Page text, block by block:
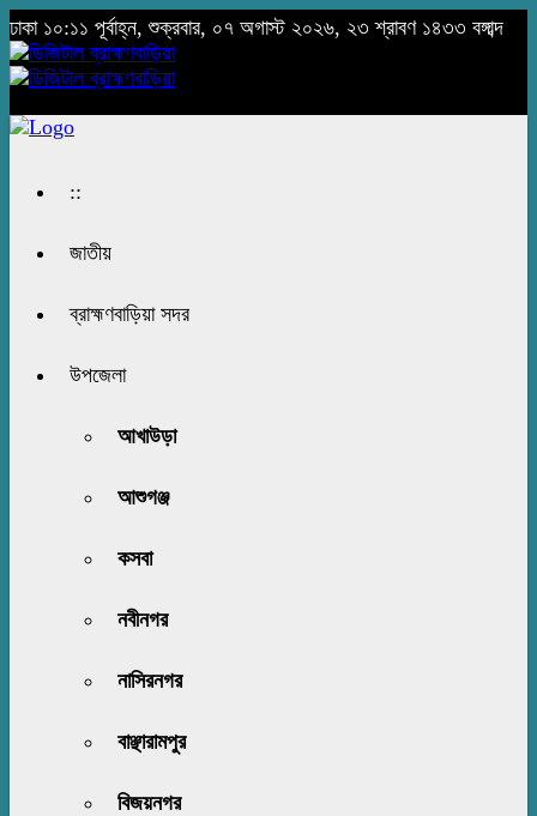
ঢাকা ১০:১১ পূর্বাহ্ন, শুক্রবার, ০৭ অগাস্ট ২০২৬, ২৩ শ্রাবণ ১৪৩৩ বঙ্গাব্দ
::
জাতীয়
ব্রাহ্মণবাড়িয়া সদর
উপজেলা
আখাউড়া
আশুগঞ্জ
কসবা
নবীনগর
নাসিরনগর
বাঞ্ছারামপুর
বিজয়নগর